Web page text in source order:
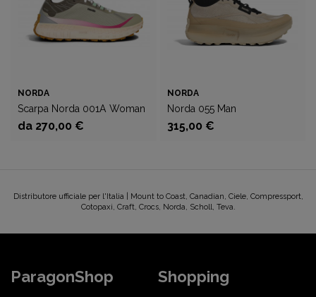
NORDA
Scarpa Norda 001A Woman
da 270,00 €
NORDA
Norda 055 Man
315,00 €
Distributore ufficiale per l'Italia | Mount to Coast, Canadian, Ciele, Compressport,
Cotopaxi, Craft, Crocs, Norda, Scholl, Teva.
ParagonShop Shopping